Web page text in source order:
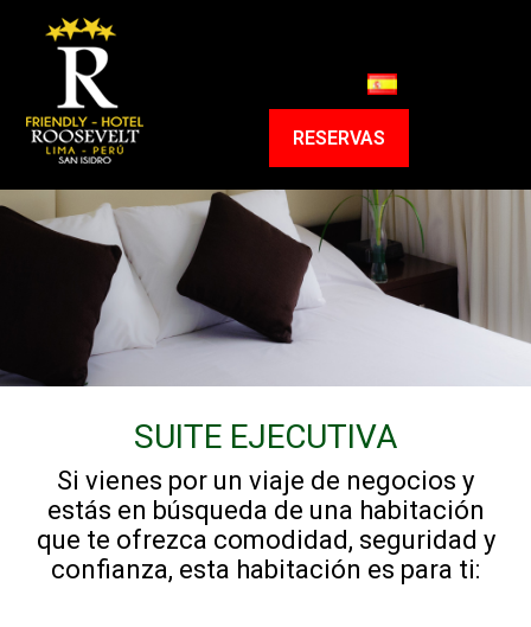
CONTACTO
RESERVAS
RESERVAS
SUITE EJECUTIVA
Si vienes por un viaje de negocios y
estás en búsqueda de una habitación
que te ofrezca comodidad, seguridad y
confianza, esta habitación es para ti: